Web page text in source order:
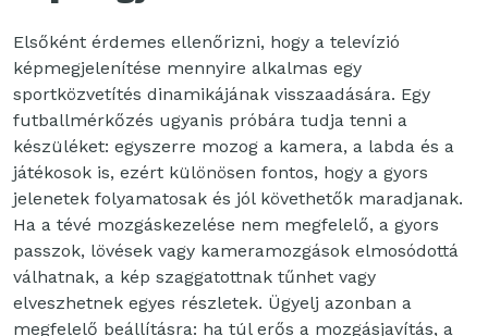
Elsőként érdemes ellenőrizni, hogy a televízió
képmegjelenítése mennyire alkalmas egy
sportközvetítés dinamikájának visszaadására. Egy
futballmérkőzés ugyanis próbára tudja tenni a
készüléket: egyszerre mozog a kamera, a labda és a
játékosok is, ezért különösen fontos, hogy a gyors
jelenetek folyamatosak és jól követhetők maradjanak.
Ha a tévé mozgáskezelése nem megfelelő, a gyors
passzok, lövések vagy kameramozgások elmosódottá
válhatnak, a kép szaggatottnak tűnhet vagy
elveszhetnek egyes részletek. Ügyelj azonban a
megfelelő beállításra: ha túl erős a mozgásjavítás, a